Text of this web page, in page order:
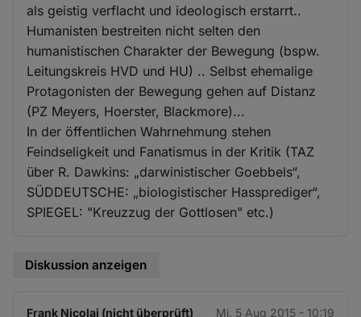
als geistig verflacht und ideologisch erstarrt..
Humanisten bestreiten nicht selten den
humanistischen Charakter der Bewegung (bspw.
Leitungskreis HVD und HU) .. Selbst ehemalige
Protagonisten der Bewegung gehen auf Distanz
(PZ Meyers, Hoerster, Blackmore)...
In der öffentlichen Wahrnehmung stehen
Feindseligkeit und Fanatismus in der Kritik (TAZ
über R. Dawkins: „darwinistischer Goebbels“,
SÜDDEUTSCHE: „biologistischer Hassprediger“,
SPIEGEL: "Kreuzzug der Gottlosen" etc.)
Diskussion anzeigen
Frank Nicolai (nicht überprüft) Mi. 5 Aug 2015 - 10:19